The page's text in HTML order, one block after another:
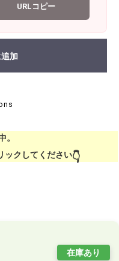
URLコピー
加
。
ックしてください
在庫あり